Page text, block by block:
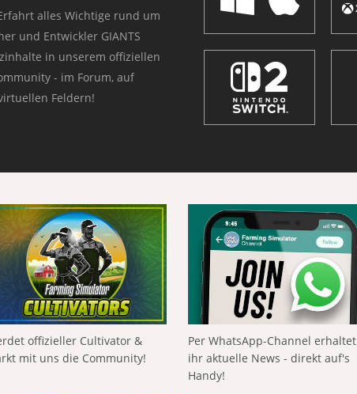
alles Wichtige rund um
und Entwickler GIANTS
in unserem offiziellen
- im Forum, auf
Feldern!
offizieller Cultivator &
mit uns die Community!
Per WhatsApp-Channel erhaltet
ihr aktuelle News - direkt auf's
Handy!